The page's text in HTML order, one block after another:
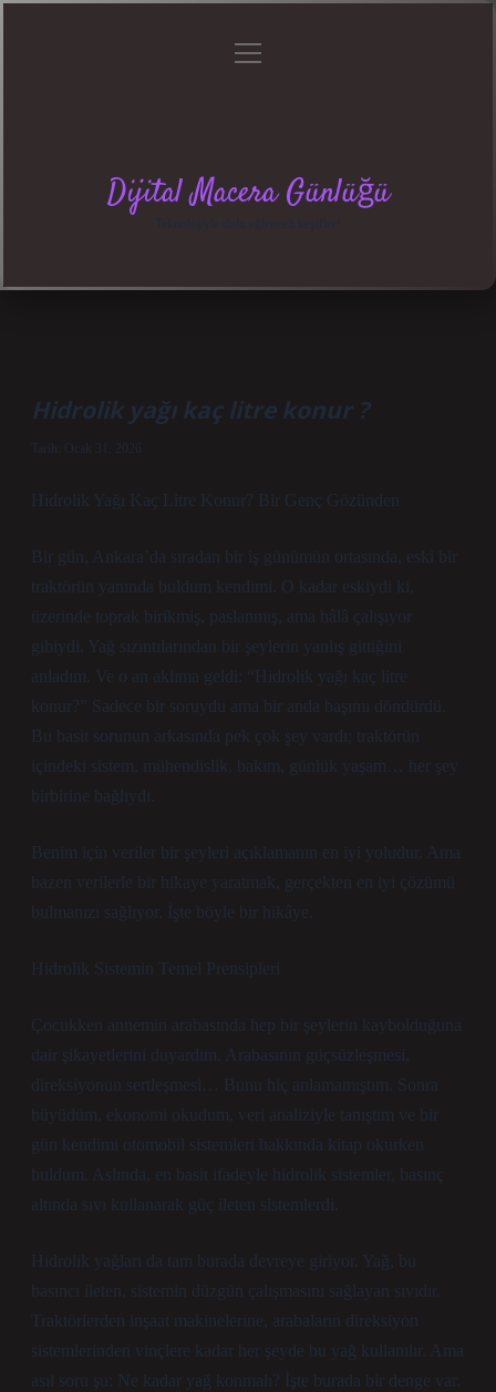
menüyü
Dijital Macera Günlüğü
Hidrolik yağı kaç litre konur ?
Tarih: Ocak 31, 2026
Hidrolik Yağı Kaç Litre Konur? Bir Genç Gözünden
Bir gün, Ankara’da sıradan bir iş günümün ortasında, eski bir
traktörün yanında buldum kendimi. O kadar eskiydi ki,
üzerinde toprak birikmiş, paslanmış, ama hâlâ çalışıyor
gibiydi. Yağ sızıntılarından bir şeylerin yanlış gittiğini
anladım. Ve o an aklıma geldi: “Hidrolik yağı kaç litre
konur?” Sadece bir soruydu ama bir anda başımı döndürdü.
Bu basit sorunun arkasında pek çok şey vardı; traktörün
içindeki sistem, mühendislik, bakım, günlük yaşam… her şey
birbirine bağlıydı.
Benim için veriler bir şeyleri açıklamanın en iyi yoludur. Ama
bazen verilerle bir hikaye yaratmak, gerçekten en iyi çözümü
bulmanızı sağlıyor. İşte böyle bir hikâye.
Hidrolik Sistemin Temel Prensipleri
Çocukken annemin arabasında hep bir şeylerin kaybolduğuna
dair şikayetlerini duyardım. Arabasının güçsüzleşmesi,
direksiyonun sertleşmesi… Bunu hiç anlamamıştım. Sonra
büyüdüm, ekonomi okudum, veri analiziyle tanıştım ve bir
gün kendimi otomobil sistemleri hakkında kitap okurken
buldum. Aslında, en basit ifadeyle hidrolik sistemler, basınç
altında sıvı kullanarak güç ileten sistemlerdi.
Hidrolik yağları da tam burada devreye giriyor. Yağ, bu
basıncı ileten, sistemin düzgün çalışmasını sağlayan sıvıdır.
Traktörlerden inşaat makinelerine, arabaların direksiyon
sistemlerinden vinçlere kadar her şeyde bu yağ kullanılır. Ama
asıl soru şu: Ne kadar yağ konmalı? İşte burada bir denge var.